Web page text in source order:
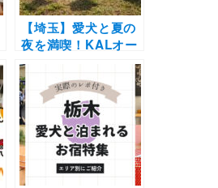
【埼玉】愛犬と夏の
夜を満喫！KALオー
トガーデンで「サマ
ーナイトキャンプ」
を7月1日より開催